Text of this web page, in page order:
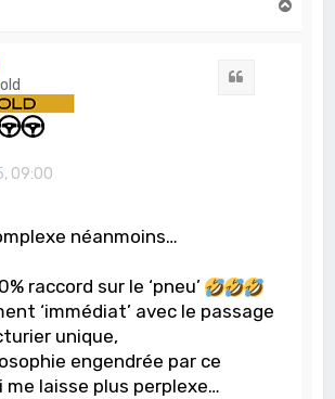
09:00
néanmoins…
raccord sur le ‘pneu’
‘immédiat’ avec le passage
unique,
engendrée par ce
me laisse plus perplexe…